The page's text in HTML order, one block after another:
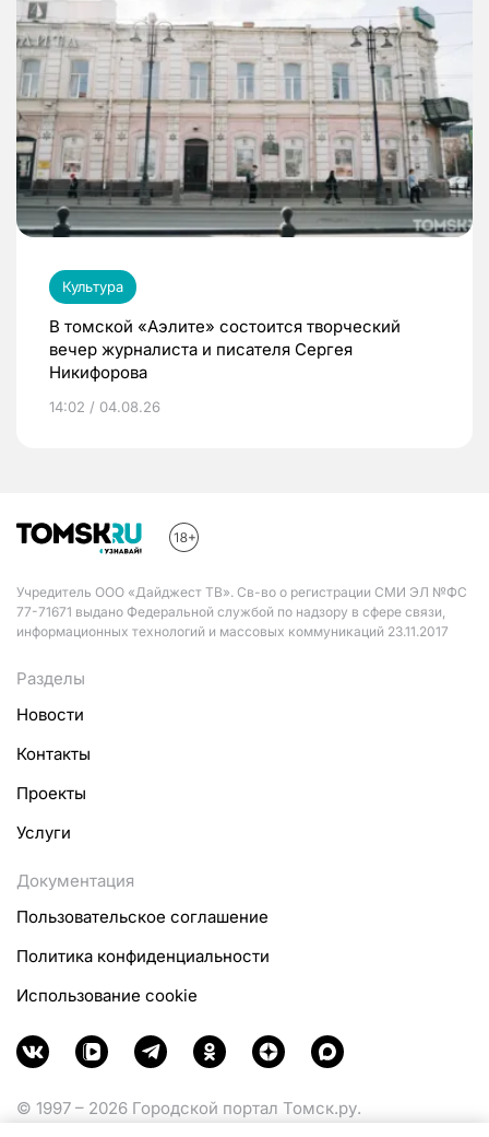
Культура
В томской «Аэлите» состоится творческий
вечер журналиста и писателя Сергея
Никифорова
14:02 / 04.08.26
Учредитель ООО «Дайджест ТВ». Св-во о регистрации СМИ ЭЛ №ФС
77-71671 выдано Федеральной службой по надзору в сфере связи,
информационных технологий и массовых коммуникаций 23.11.2017
Разделы
Новости
Контакты
Проекты
Услуги
Документация
Пользовательское соглашение
Политика конфиденциальности
Использование cookie
© 1997 – 2026 Городской портал Томск.ру.